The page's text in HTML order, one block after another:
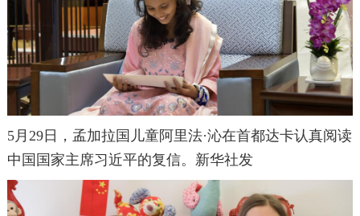
5月29日，孟加拉国儿童阿里法·沁在首都达卡认真阅读
中国国家主席习近平的复信。新华社发